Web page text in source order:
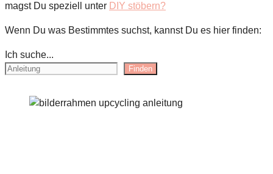
magst Du speziell unter DIY stöbern?
Wenn Du was Bestimmtes suchst, kannst Du es hier finden:
Ich suche...
Finden